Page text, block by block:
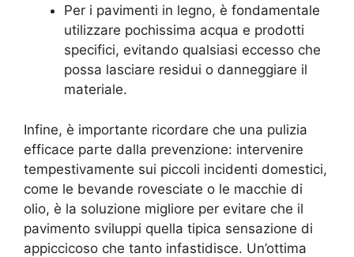
Per i pavimenti in legno, è fondamentale
utilizzare pochissima acqua e prodotti
specifici, evitando qualsiasi eccesso che
possa lasciare residui o danneggiare il
materiale.
Infine, è importante ricordare che una pulizia
efficace parte dalla prevenzione: intervenire
tempestivamente sui piccoli incidenti domestici,
come le bevande rovesciate o le macchie di
olio, è la soluzione migliore per evitare che il
pavimento sviluppi quella tipica sensazione di
appiccicoso che tanto infastidisce. Un’ottima